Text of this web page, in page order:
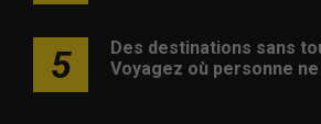
5
Des destinations sans
Voyagez où personne ne